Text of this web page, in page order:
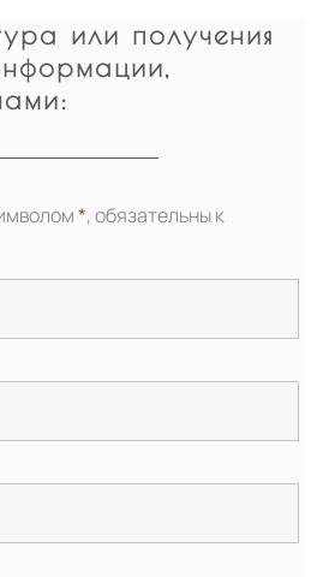
или получения
*, обязательны к